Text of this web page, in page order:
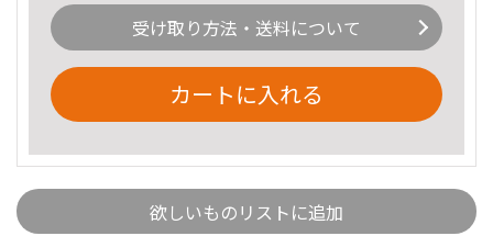
受け取り方法・送料について
カートに入れる
欲しいものリストに追加